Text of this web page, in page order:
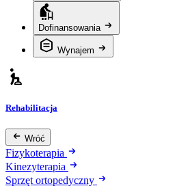
Dofinansowania
Wynajem
Rehabilitacja
Wróć
Fizykoterapia
Kinezyterapia
Sprzęt ortopedyczny